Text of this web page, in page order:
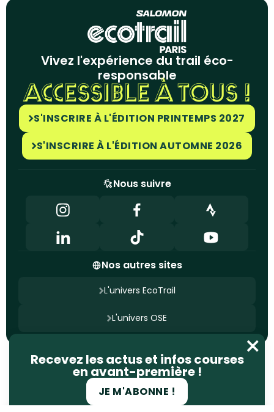
Vivez l'expérience du trail éco-
responsable
ACCESSIBLE À TOUS !
S'INSCRIRE À L'ÉDITION PRINTEMPS 2027
S'INSCRIRE À L'ÉDITION AUTOMNE 2026
Nous suivre
Nos autres sites
L'univers EcoTrail
L'univers OSE
© 2025 EcoTrail. Tous droits réservés
Mentions légales
Politique de confidentialité
Gestion des cookies
Site conçu parAgeelity
Recevez les actus et infos courses
en avant-première !
JE M'ABONNE !